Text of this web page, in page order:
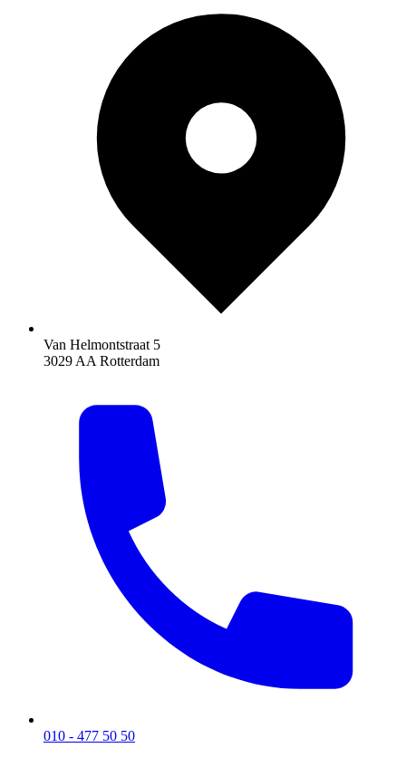
Van Helmontstraat 5
3029 AA Rotterdam
010 - 477 50 50